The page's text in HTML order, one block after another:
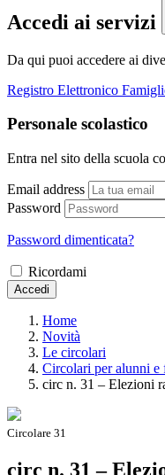
Accedi ai servizi
Da qui puoi accedere ai
Registro Elettronico
Personale scolastico
Entra nel sito della scuola
Email address
Password
Password dimenticata?
Ricordami
Accedi
Home
Novità
Le circolari
Circolari per alunni e
circ n. 31 – Elezioni
Circolare 31
circ n. 31 –